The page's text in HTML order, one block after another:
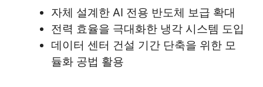
자체 설계한 AI 전용 반도체 보급 확대
전력 효율을 극대화한 냉각 시스템 도입
데이터 센터 건설 기간 단축을 위한 모
듈화 공법 활용